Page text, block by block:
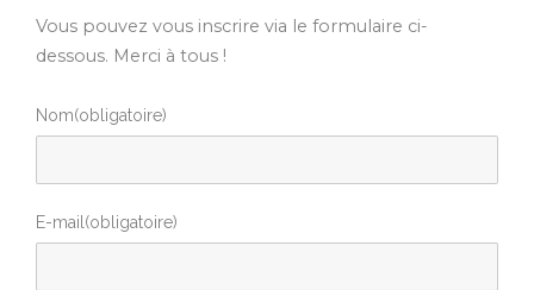
Vous pouvez vous inscrire via le formulaire ci-
dessous. Merci à tous !
Nom(obligatoire)
E-mail (obligatoire)